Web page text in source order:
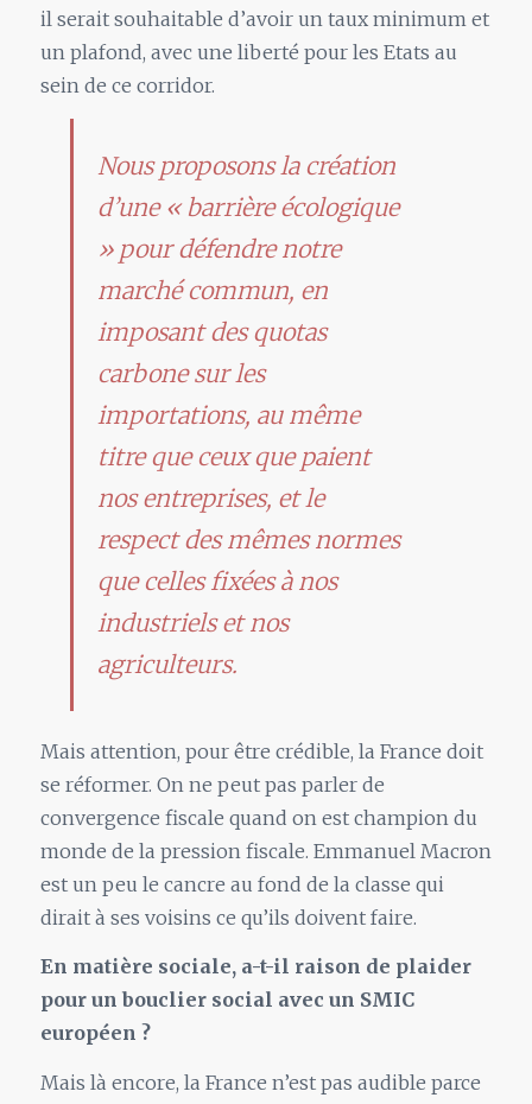
il serait souhaitable d’avoir un taux minimum et
un plafond, avec une liberté pour les Etats au
sein de ce corridor.
Nous proposons la création
d’une « barrière écologique
» pour défendre notre
marché commun, en
imposant des quotas
carbone sur les
importations, au même
titre que ceux que paient
nos entreprises, et le
respect des mêmes normes
que celles fixées à nos
industriels et nos
agriculteurs.
Mais attention, pour être crédible, la France doit
se réformer. On ne peut pas parler de
convergence fiscale quand on est champion du
monde de la pression fiscale. Emmanuel Macron
est un peu le cancre au fond de la classe qui
dirait à ses voisins ce qu’ils doivent faire.
En matière sociale, a-t-il raison de plaider
pour un bouclier social avec un SMIC
européen ?
Mais là encore, la France n’est pas audible parce